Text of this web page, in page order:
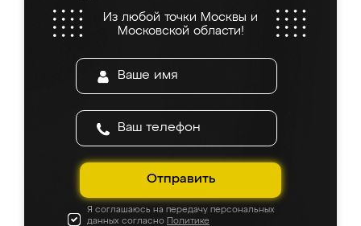
Из любой точки Москвы и
Московской области!
Отправить
Я соглашаюсь на передачу персональных
данных согласно Политике